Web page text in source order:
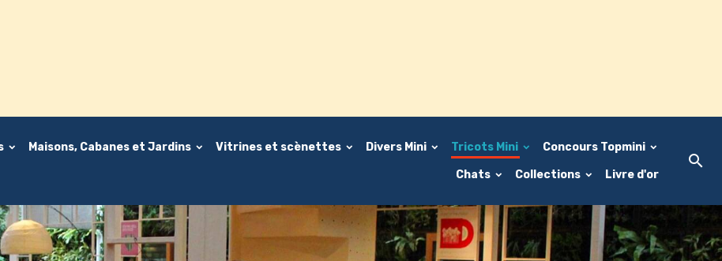
Maisons, Cabanes et Jardins Vitrines et scènettes Divers Mini Tricots Mini Concours Topmini
Chats Collections Livre d'or